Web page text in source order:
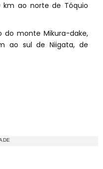
km ao norte de Tóquio
monte Mikura-dake,
ao sul de Niigata, de